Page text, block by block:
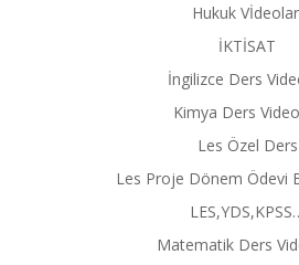
Hukuk
İKTİSAT
İngilizce Ders
Kimya Ders
Les Özel Ders
Les Proje Dönem Ödevi
Matematik Ders